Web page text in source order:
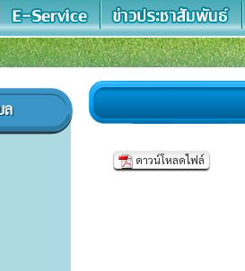
ล
ดาวน์โหลดไฟล์